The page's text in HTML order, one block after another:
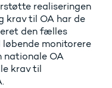
realiseringen
krav til OA har de
den fælles
monitorere
nationale OA
krav til